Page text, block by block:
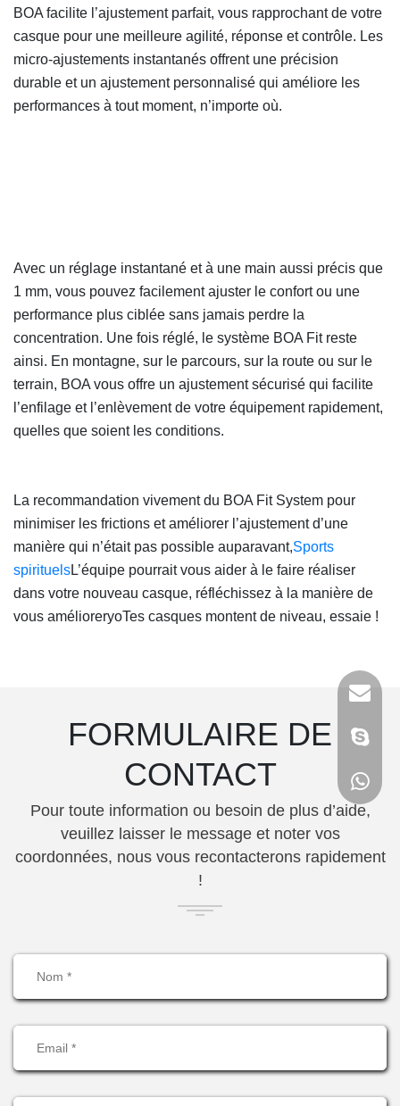
BOA facilite l’ajustement parfait, vous rapprochant de votre
casque pour une meilleure agilité, réponse et contrôle. Les
micro-ajustements instantanés offrent une précision
durable et un ajustement personnalisé qui améliore les
performances à tout moment, n’importe où.
Avec un réglage instantané et à une main aussi précis que
1 mm, vous pouvez facilement ajuster le confort ou une
performance plus ciblée sans jamais perdre la
concentration. Une fois réglé, le système BOA Fit reste
ainsi. En montagne, sur le parcours, sur la route ou sur le
terrain, BOA vous offre un ajustement sécurisé qui facilite
l’enfilage et l’enlèvement de votre équipement rapidement,
quelles que soient les conditions.
La recommandation vivement du BOA Fit System pour
minimiser les frictions et améliorer l’ajustement d’une
manière qui n’était pas possible auparavant,Sports
spirituelsL’équipe pourrait vous aider à le faire réaliser
dans votre nouveau casque, réfléchissez à la manière de
vous amélioreryoTes casques montent de niveau, essaie !
FORMULAIRE DE
CONTACT
Pour toute information ou besoin de plus d’aide,
veuillez laisser le message et noter vos
coordonnées, nous vous recontacterons rapidement
!